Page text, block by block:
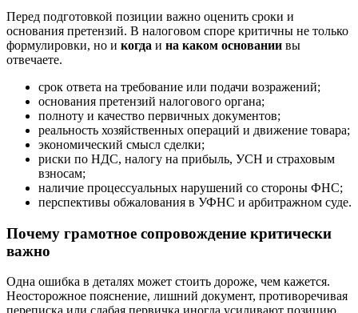
Перед подготовкой позиции важно оценить сроки и
основания претензий. В налоговом споре критичны не только
формулировки, но и когда и на каком основании вы
отвечаете.
срок ответа на требование или подачи возражений;
основания претензий налогового органа;
полноту и качество первичных документов;
реальность хозяйственных операций и движение товара;
экономический смысл сделки;
риски по НДС, налогу на прибыль, УСН и страховым
взносам;
наличие процессуальных нарушений со стороны ФНС;
перспективы обжалования в УФНС и арбитражном суде.
Почему грамотное сопровождение критически
важно
Одна ошибка в деталях может стоить дороже, чем кажется.
Неосторожное пояснение, лишний документ, противоречивая